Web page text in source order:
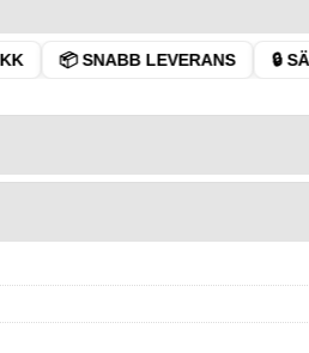
📦 SNABB LEVERANS 🔒